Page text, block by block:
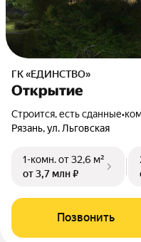
ГК «ЕДИНСТВО»
Открытие
Строится, есть сданные•
Рязань, ул. Льговская
1-комн.от 32,6 м²
от 3,7 млн ₽
Позвонить